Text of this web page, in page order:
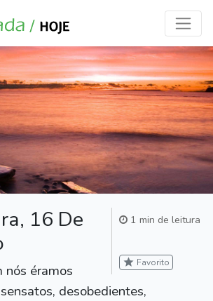
1 min de leitura
star Favorito
16 De
nós éramos
desobedientes,